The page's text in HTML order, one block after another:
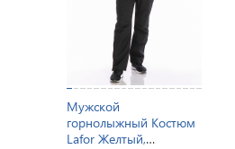
Мужской
горнолыжный Костюм
Lafor Желтый,